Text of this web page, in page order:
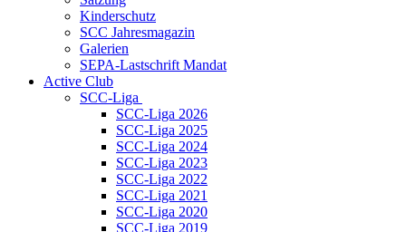
Kinderschutz
SCC Jahresmagazin
Galerien
SEPA-Lastschrift Mandat
Active Club
SCC-Liga
SCC-Liga 2026
SCC-Liga 2025
SCC-Liga 2024
SCC-Liga 2023
SCC-Liga 2022
SCC-Liga 2021
SCC-Liga 2020
SCC-Liga 2019